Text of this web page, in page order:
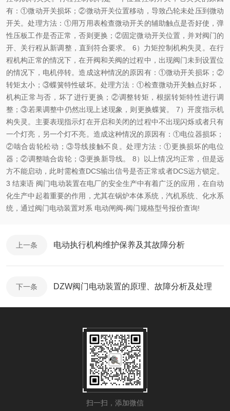
有：①微动开关损坏；②微动开关位置移动，导致凸轮未处压到微动
开关。处理方法：①用万用表检查微动开关的辅助触点是否好使，弹
性压板工作是否正常，否则更换；②固定微动开关位置，并对阀门的
开、关行程从新调整，直到符合要求。 6）力矩控制机构失灵。在行
程机构正常的情况下，在开阀和关阀的过程中，出现阀门未到设置位
的情况下，电机停转。造成这种情况的原因有：①微动开关损坏；②
转矩太小；③蝶簧特性破坏。处理方法：①检查微动开关触点好坏，
机构正常与否，坏了进行更换；②调整转矩，根据转矩特性进行调
整；③若果调整中仍然出现上述现象，则更换蝶簧。 7）开度指示机
构失灵。主要表现指示灯在开启和关闭的过程中不出现闪烁或者只有
一个灯亮，另一个灯不亮。造成这种情况的原因有：①电位器损坏；
②啮合齿轮松动；③导线接触不良。处理方法：①更换损坏的电位
器；②调整啮合齿轮；③更换新导线。 8）以上情况均正常，但是远
方不能启动，此时需检查DCS输出信号是否正常或者DCS远方锁定。
3 结束语 阀门电动装置在电厂的安全生产中有着广泛的应用，在自动
化生产中起着重要的作用，尤其在锅炉本体系统，汽机系统、化水系
统，通过阀门电动装置对系 电动闸阀-阀门规格型号报价查询!
上一条 电动执行机构维护保养及其故障分析
下一条 DZW阀门电动装置的原理、故障分析及处理
扫一扫，添加微信